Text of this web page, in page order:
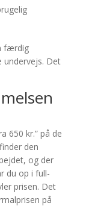
færdig
undervejs. Det
650 kr.” på de
den
og der
du op i full-
prisen. Det
på